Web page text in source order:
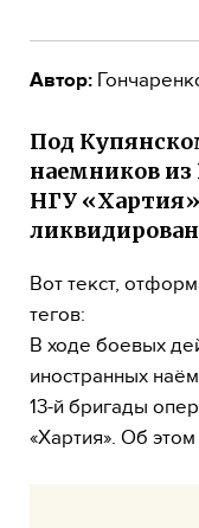
Автор:
Под
наемников
НГУ
Вот текст,
тегов:
В ходе боевых
иностранных
13-й бригады
«Хартия». Об